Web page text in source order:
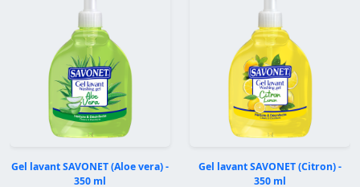
Gel lavant SAVONET (Aloe vera) -
350 ml
Gel lavant SAVONET (Citron) -
350 ml